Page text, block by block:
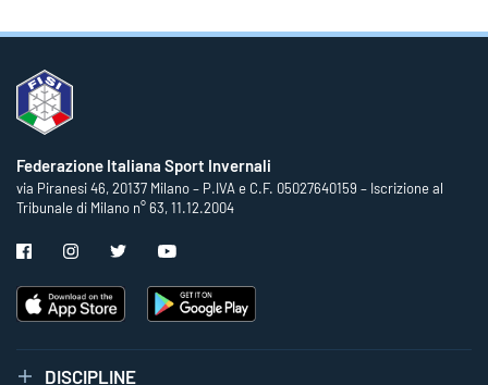
Federazione Italiana Sport Invernali
via Piranesi 46, 20137 Milano – P.IVA e C.F. 05027640159 – Iscrizione al
Tribunale di Milano n° 63, 11.12.2004
DISCIPLINE